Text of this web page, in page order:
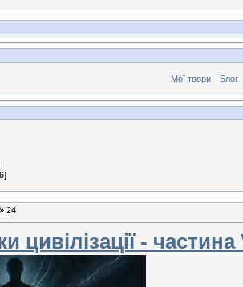
Мої твори Блог
» 24
цивілізації - частина